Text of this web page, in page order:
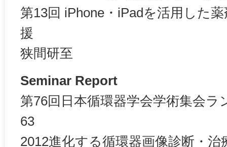
第13回 iPhone・iPadを活用した
援
狭間研至
Seminar Report
第76回日本循環器学会学術集会
63
2012進化する循環器画像診断・治